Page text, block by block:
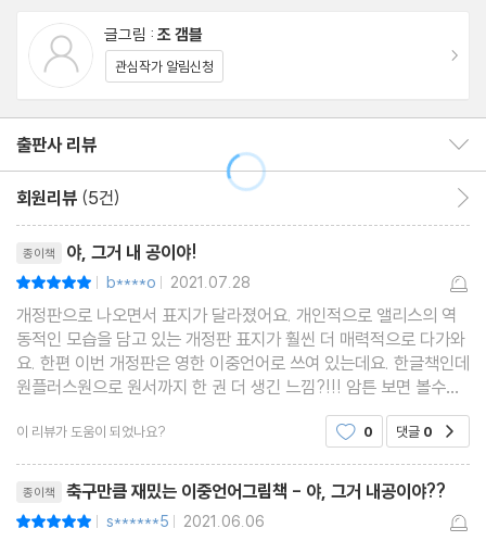
글그림 : 조 갬블
관심작가 알림신청
출판사 리뷰
회원리뷰 (5건)
종이책 야, 그거 내 공이야!
| b****o | 2021.07.28
개정판으로 나오면서 표지가 달라졌어요. 개인적으로 앨리스의 역
동적인 모습을 담고 있는 개정판 표지가 훨씬 더 매력적으로 다가와
요. 한편 이번 개정판은 영한 이중언어로 쓰여 있는데요. 한글책인데
원플러스원으로 원서까지 한 권 더 생긴 느낌?!!! 암튼 보면 볼수록
이 리뷰가 도움이 되었나요? 0 댓글 0
종이책 축구만큼 재밌는 이중언어그림책 - 야, 그거 내공이야??
| s******5 | 2021.06.06